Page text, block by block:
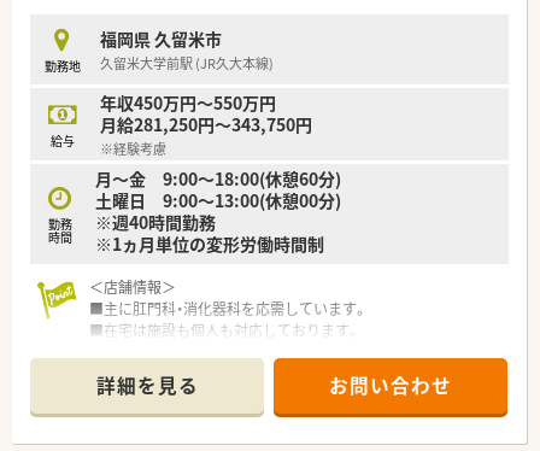
【法人特徴について】
■久留米市を中心に複数の店舗を展開しており、地域に根ざした
身近な相談窓口として高い信頼を得ている法人です。
■社長はＭＲ出身で現場への理解が非常に深く、社員一人ひとり
の頑張りを間近で見て正当に評価してくださいます。
■全体的に若い年次の社員が多く活躍しており、社内はいつも活
気に溢れ意見交換がしやすい風通しの良さが魅力です。
勤務地
福岡県 久留米市
久留米大学前駅 (JR久大本線)
給与
年収450万円～550万円
月給281,250円～343,750円
※経験考慮
勤務
時間
月～金 9:00～18:00(休憩60分)
土曜日 9:00～13:00(休憩00分)
※週40時間勤務
※1ヵ月単位の変形労働時間制
＜店舗情報＞
■主に肛門科・消化器科を応需しています。
■在宅は施設も個人も対応しております。
■処方箋50枚/日を薬剤師2名で対応しており余裕ある体制で
す。
■棚はよく薬が出る順になっております
■バーコードリーダーで読み取ってピッキングする流れです（全
詳細を見る お問い合わせ